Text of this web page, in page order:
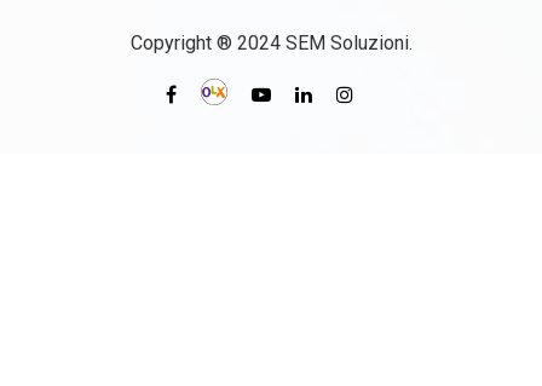
Copyright ® 2024 SEM Soluzioni.